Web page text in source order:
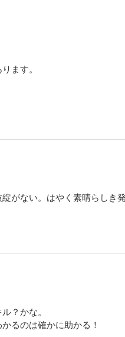
ます。
がない。はやく素晴らしき
？かな。
るのは確かに助かる！